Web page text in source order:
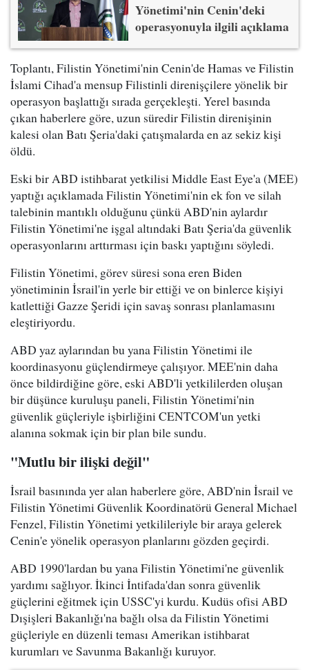
Yönetimi'nin Cenin'deki
operasyonuyla ilgili açıklama
Toplantı, Filistin Yönetimi'nin Cenin'de Hamas ve Filistin
İslami Cihad'a mensup Filistinli direnişçilere yönelik bir
operasyon başlattığı sırada gerçekleşti. Yerel basında
çıkan haberlere göre, uzun süredir Filistin direnişinin
kalesi olan Batı Şeria'daki çatışmalarda en az sekiz kişi
öldü.
Eski bir ABD istihbarat yetkilisi Middle East Eye'a (MEE)
yaptığı açıklamada Filistin Yönetimi'nin ek fon ve silah
talebinin mantıklı olduğunu çünkü ABD'nin aylardır
Filistin Yönetimi'ne işgal altındaki Batı Şeria'da güvenlik
operasyonlarını arttırması için baskı yaptığını söyledi.
Filistin Yönetimi, görev süresi sona eren Biden
yönetiminin İsrail'in yerle bir ettiği ve on binlerce kişiyi
katlettiği Gazze Şeridi için savaş sonrası planlamasını
eleştiriyordu.
ABD yaz aylarından bu yana Filistin Yönetimi ile
koordinasyonu güçlendirmeye çalışıyor. MEE'nin daha
önce bildirdiğine göre, eski ABD'li yetkililerden oluşan
bir düşünce kuruluşu paneli, Filistin Yönetimi'nin
güvenlik güçleriyle işbirliğini CENTCOM'un yetki
alanına sokmak için bir plan bile sundu.
"Mutlu bir ilişki değil"
İsrail basınında yer alan haberlere göre, ABD'nin İsrail ve
Filistin Yönetimi Güvenlik Koordinatörü General Michael
Fenzel, Filistin Yönetimi yetkilileriyle bir araya gelerek
Cenin'e yönelik operasyon planlarını gözden geçirdi.
ABD 1990'lardan bu yana Filistin Yönetimi'ne güvenlik
yardımı sağlıyor. İkinci İntifada'dan sonra güvenlik
güçlerini eğitmek için USSC'yi kurdu. Kudüs ofisi ABD
Dışişleri Bakanlığı'na bağlı olsa da Filistin Yönetimi
güçleriyle en düzenli teması Amerikan istihbarat
kurumları ve Savunma Bakanlığı kuruyor.